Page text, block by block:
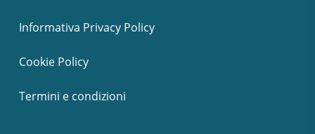
Informativa Privacy Policy
Cookie Policy
Termini e condizioni